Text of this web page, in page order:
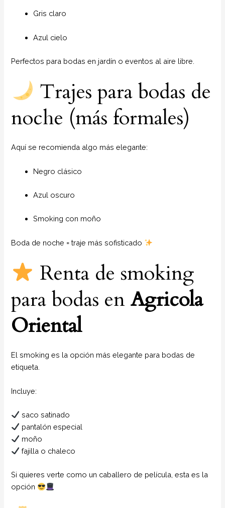
Gris claro
Azul cielo
Perfectos para bodas en jardín o eventos al aire libre.
Trajes para bodas de
noche (más formales)
Aquí se recomienda algo más elegante:
Negro clásico
Azul oscuro
Smoking con moño
Boda de noche = traje más sofisticado
Renta de smoking
para bodas enAgricola
Oriental
El smoking es la opción más elegante para bodas de
etiqueta.
Incluye:
saco satinado
pantalón especial
moño
fajilla o chaleco
Si quieres verte como un caballero de película, esta es la
opción